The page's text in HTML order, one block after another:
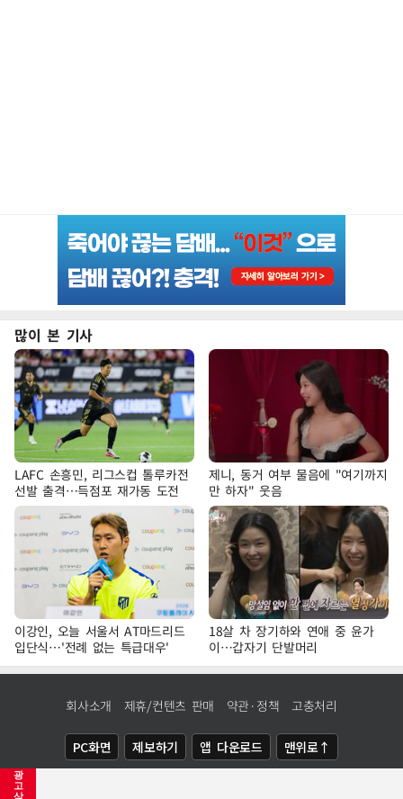
광
고
삭
많이 본 기사
LAFC 손흥민, 리그스컵 톨루카전
선발 출격…득점포 재가동 도전
제니, 동거 여부 물음에 "여기까지
만 하자" 웃음
이강인, 오늘 서울서 AT마드리드
입단식…'전례 없는 특급대우'
18살 차 장기하와 연애 중 윤가
이…갑자기 단발머리
회사소개 제휴/컨텐츠 판매 약관·정책 고충처리
PC화면 제보하기 앱 다운로드 맨위로↑